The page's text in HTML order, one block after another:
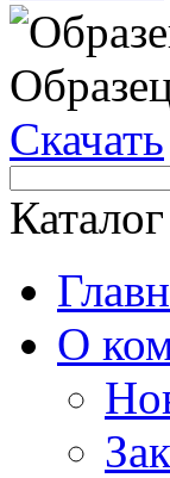
Скачать
Каталог
О